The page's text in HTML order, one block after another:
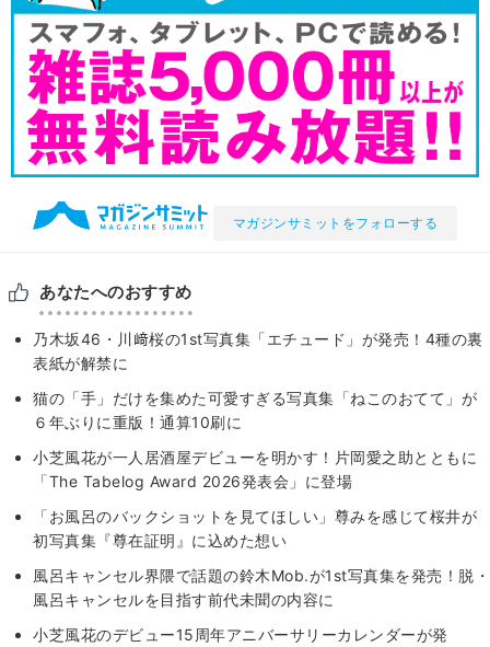
マガジンサミットをフォローする
あなたへのおすすめ
乃木坂46・川﨑桜の1st写真集「エチュード」が発売！4種の裏
表紙が解禁に
猫の「手」だけを集めた可愛すぎる写真集「ねこのおてて」が
６年ぶりに重版！通算10刷に
小芝風花が一人居酒屋デビューを明かす！片岡愛之助とともに
「The Tabelog Award 2026発表会」に登場
「お風呂のバックショットを見てほしい」尊みを感じて桜井が
初写真集『尊在証明』に込めた想い
風呂キャンセル界隈で話題の鈴木Mob.が1st写真集を発売！脱・
風呂キャンセルを目指す前代未聞の内容に
小芝風花のデビュー15周年アニバーサリーカレンダーが発